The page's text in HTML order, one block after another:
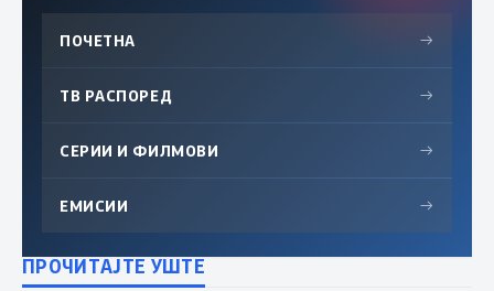
ПОЧЕТНА →
ТВ РАСПОРЕД →
СЕРИИ И ФИЛМОВИ →
ЕМИСИИ →
ПРОЧИТАЈТЕ УШТЕ